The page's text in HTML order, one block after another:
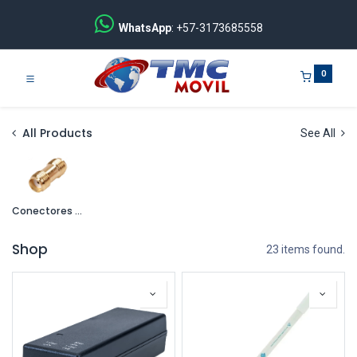
WhatsApp: +57-3173685558
0
All Products See All
Conectores para Cables
Shop 23 items found.